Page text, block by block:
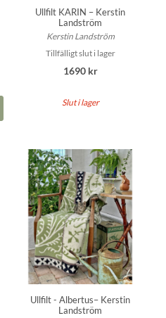
Ullfilt KARIN – Kerstin
Landström
Kerstin Landström
Tillfälligt slut i lager
1690 kr
Slut i lager
Ullfilt - Albertus– Kerstin
Landström